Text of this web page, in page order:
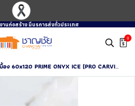
านก่อสร้าง มีบรการส่งทั่วประเทศ
0
อง 60x120 PRIME ONYX ICE (PRO CARVING)